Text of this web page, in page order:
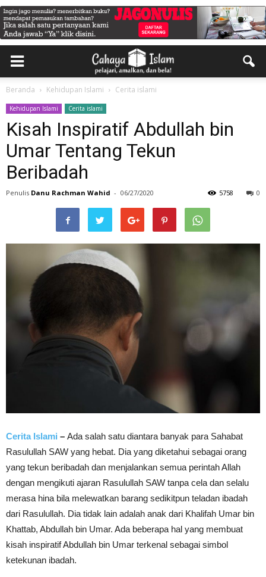
Beranda Kehidupan Islami Cerita islami
Kehidupan Islami Cerita islami
Kisah Inspiratif Abdullah bin
Umar Tentang Tekun
Beribadah
Penulis Danu Rachman Wahid - 06/27/2020 0
5758
Cerita Islami – Ada salah satu diantara banyak para Sahabat
Rasulullah SAW yang hebat. Dia yang diketahui sebagai orang
yang tekun beribadah dan menjalankan semua perintah Allah
dengan mengikuti ajaran Rasulullah SAW tanpa cela dan selalu
merasa hina bila melewatkan barang sedikitpun teladan ibadah
dari Rasulullah. Dia tidak lain adalah anak dari Khalifah Umar bin
Khattab, Abdullah bin Umar. Ada beberapa hal yang membuat
kisah inspiratif Abdullah bin Umar terkenal sebagai simbol
ketekunan ibadah.